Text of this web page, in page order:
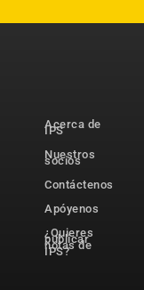
Acerca de
IPS
Nuestros
socios
Contáctenos
Apóyenos
¿Quieres
publicar
notas de
IPS?